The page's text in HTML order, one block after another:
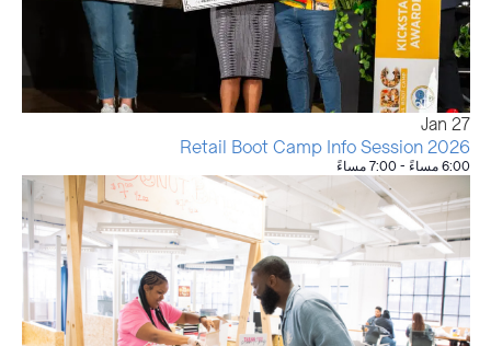
Jan27
2026 Retail Boot Camp Info Session
6:00 مساءً -7:00 مساءً